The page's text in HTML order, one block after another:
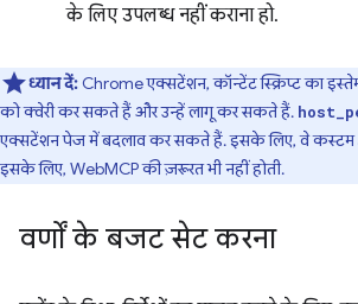
के लिए उपलब्ध नहीं कराना हो.
ध्यान दें: Chrome एक्सटेंशन, कॉन्टेंट स्क्रिप्ट का
को क्वेरी कर सकते हैं और उन्हें लागू कर सकते हैं.
एक्सटेंशन पेज में बदलाव कर सकते हैं. इसके लिए, वे
इसके लिए, WebMCP की ज़रूरत भी नहीं होती.
वर्णों के बजट सेट करना